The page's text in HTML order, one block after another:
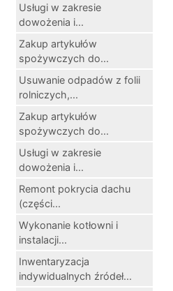
Usługi w zakresie
dowożenia i...
Zakup artykułów
spożywczych do...
Usuwanie odpadów z folii
rolniczych,...
Zakup artykułów
spożywczych do...
Usługi w zakresie
dowożenia i...
Remont pokrycia dachu
(części...
Wykonanie kotłowni i
instalacji...
Inwentaryzacja
indywidualnych źródeł...